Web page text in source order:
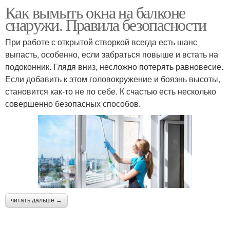
Как вымыть окна на балконе
снаружи. Правила безопасности
При работе с открытой створкой всегда есть шанс
выпасть, особенно, если забраться повыше и встать на
подоконник. Глядя вниз, несложно потерять равновесие.
Если добавить к этом головокружение и боязнь высоты,
становится как-то не по себе. К счастью есть несколько
совершенно безопасных способов.
читать дальше →